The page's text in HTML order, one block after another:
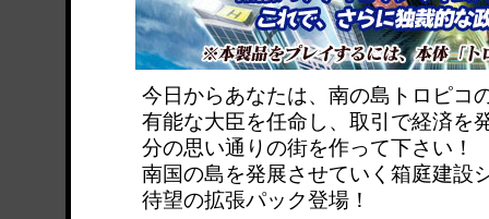
今日からあなたは、南の島トロピコ
有能な大臣を任命し、取引で経済を
分の思い通りの街を作って下さい！
南国の島を発展させていく箱庭建設
待望の拡張パック登場！